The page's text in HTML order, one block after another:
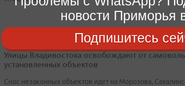
Улицы Владивостока освобождают от
установленных объектов
Снос незаконных объектов идет на Морозова,
новости Приморья
Подпишитесь